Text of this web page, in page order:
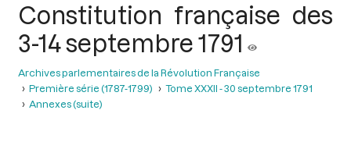
Constitution française des
3-14 septembre 1791
Archives parlementaires de la Révolution Française
Première série (1787-1799)
Tome XXXII - 30 septembre 1791
Annexes (suite)